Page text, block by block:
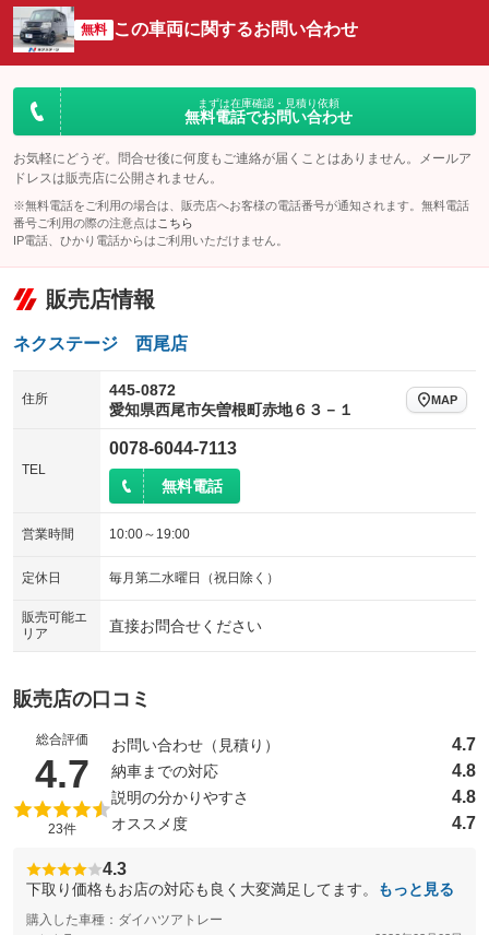
サイドカメラ
：装備なし ルーフレール
：装備なし
エアサスペンション ヘッドライトウォッシャー
無料 この車両に関するお問い合わせ
まずは在庫確認・見積り依頼
無料電話でお問い合わせ
お気軽にどうぞ。問合せ後に何度もご連絡が届くことはありません。メールア
ドレスは販売店に公開されません。
※無料電話をご利用の場合は、販売店へお客様の電話番号が通知されます。無料電話
番号ご利用の際の注意点は こちら
IP電話、ひかり電話からはご利用いただけません。
販売店情報
ネクステージ 西尾店
住所
445-0872
愛知県西尾市矢曽根町赤地６３－１
MAP
TEL
0078-6044-7113
無料電話
営業時間 10:00～19:00
定休日 毎月第二水曜日（祝日除く）
販売可能エ
リア
直接お問合せください
販売店の口コミ
総合評価
4.7 （5点満点中）
23件
お問い合わせ（見積り） 4.7
納車までの対応 4.8
説明の分かりやすさ 4.8
オススメ度 4.7
4.3
下取り価格もお店の対応も良く大変満足してます。 もっと見る
購入した車種：ダイハツアトレー